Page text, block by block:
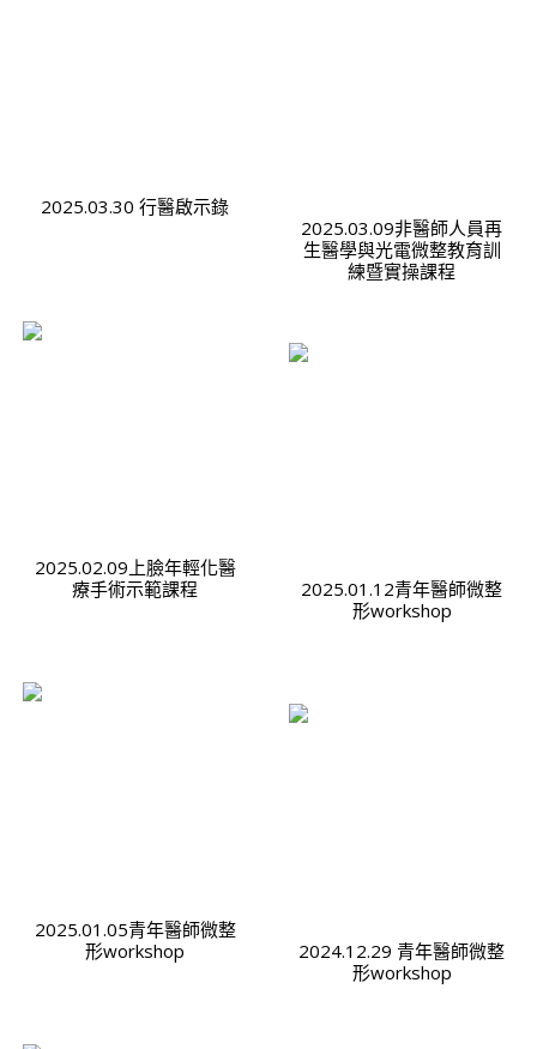
2025.03.30 行醫啟示錄
2025.03.09非醫師人員再
生醫學與光電微整教育訓
練暨實操課程
2025.02.09上臉年輕化醫
療手術示範課程
2025.01.12青年醫師微整
形workshop
2025.01.05青年醫師微整
形workshop
2024.12.29 青年醫師微整
形workshop